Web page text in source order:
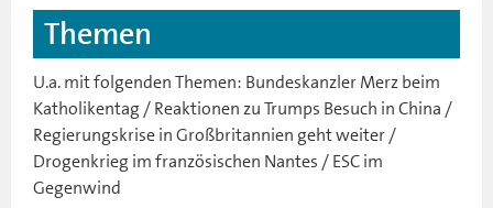
Themen
U.a. mit folgenden Themen: Bundeskanzler Merz beim
Katholikentag / Reaktionen zu Trumps Besuch in China /
Regierungskrise in Großbritannien geht weiter /
Drogenkrieg im französischen Nantes / ESC im
Gegenwind